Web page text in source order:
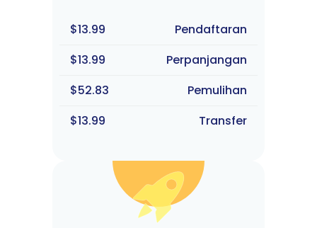
$13.99
Pendaftaran
$13.99
Perpanjangan
$52.83
Pemulihan
$13.99
Transfer